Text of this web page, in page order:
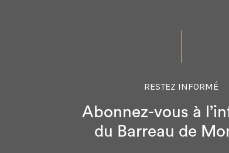
RESTEZ INFORMÉ
Abonnez-vous à
du Barreau de